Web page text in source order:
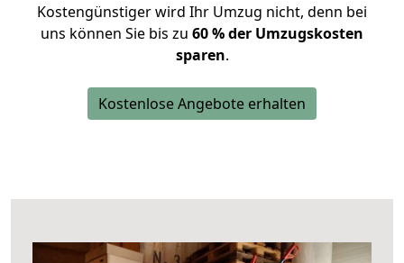
Kostengünstiger wird Ihr Umzug nicht, denn bei
uns können Sie bis zu 60 % der Umzugskosten
sparen.
Kostenlose Angebote erhalten